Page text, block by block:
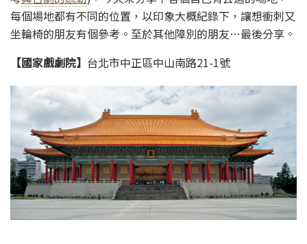
每個場地都有不同的位置，以印象大概紀錄下，讓想衝刺又
坐輪椅的朋友有個參考。至於其他障別的朋友…最後分享。
【國家戲劇院】 台北市中正區中山南路21-1號